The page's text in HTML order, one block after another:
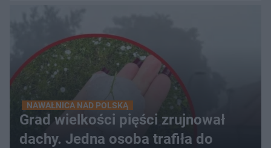
NAWAŁNICA NAD POLSKĄ
Grad wielkości pięści zrujnował
dachy. Jedna osoba trafiła do